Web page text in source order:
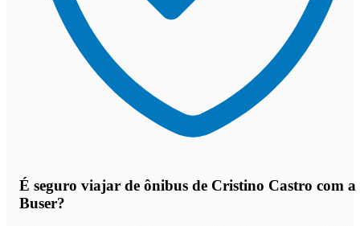
É seguro viajar de ônibus de Cristino Castro com a
Buser?